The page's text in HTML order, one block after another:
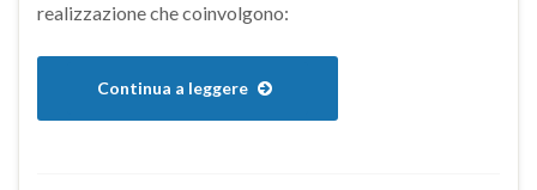
realizzazione che coinvolgono:
Continua a leggere